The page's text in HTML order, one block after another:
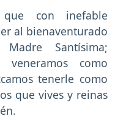
con inefable
al bienaventurado
Santísima;
como
tenerle como
que vives y reinas